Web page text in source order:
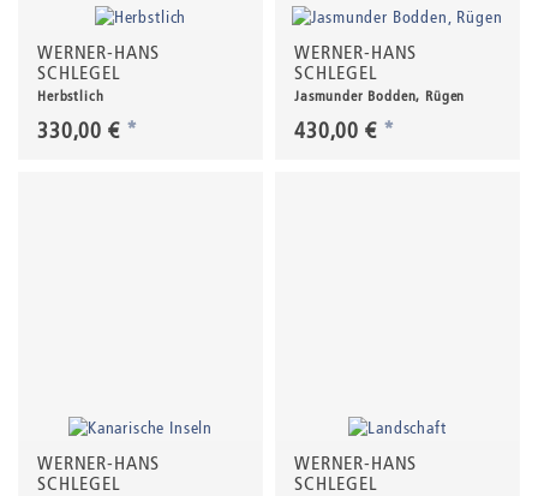
WERNER-HANS
SCHLEGEL
Herbstlich
330,00 € *
WERNER-HANS
SCHLEGEL
Jasmunder Bodden, Rügen
430,00 € *
WERNER-HANS
SCHLEGEL
WERNER-HANS
SCHLEGEL